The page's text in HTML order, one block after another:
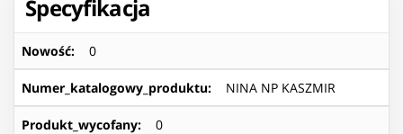
Specyfikacja
Nowość: 0
Numer_katalogowy_produktu: NINA NP KASZMIR
Produkt_wycofany: 0